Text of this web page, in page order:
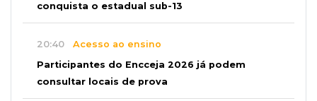
conquista o estadual sub-13
20:40 Acesso ao ensino
Participantes do Encceja 2026 já podem
consultar locais de prova